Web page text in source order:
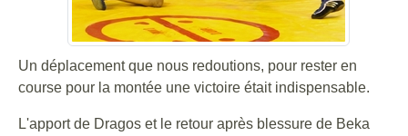
Un déplacement que nous redoutions, pour rester en
course pour la montée une victoire était indispensable.
L'apport de Dragos et le retour après blessure de Beka